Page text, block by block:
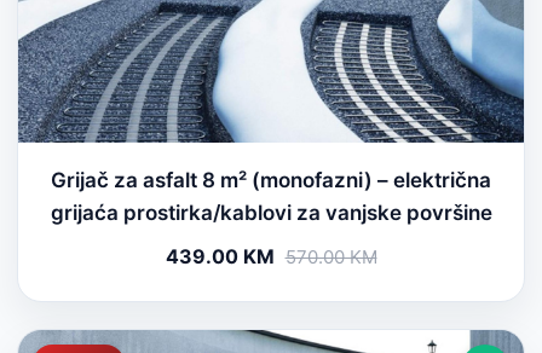
Grijač za asfalt 8 m² (monofazni) – električna
grijaća prostirka/kablovi za vanjske površine
439.00 KM 570.00 KM